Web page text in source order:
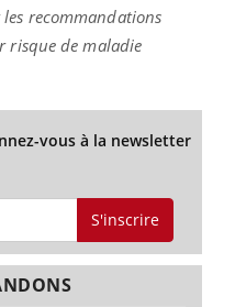
recommandations
risque de maladie
vous à la newsletter
S'inscrire